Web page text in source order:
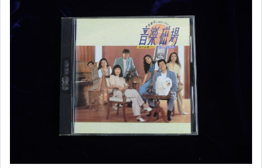
家電與影音視聽
運動、戶外與休閒